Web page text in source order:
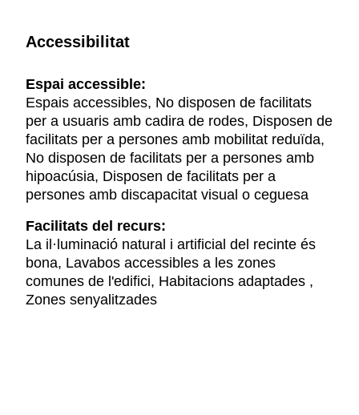
Accessibilitat
Espai accessible:
Espais accessibles, No disposen de facilitats
per a usuaris amb cadira de rodes, Disposen de
facilitats per a persones amb mobilitat reduïda,
No disposen de facilitats per a persones amb
hipoacúsia, Disposen de facilitats per a
persones amb discapacitat visual o ceguesa
Facilitats del recurs:
La il·luminació natural i artificial del recinte és
bona, Lavabos accessibles a les zones
comunes de l'edifici, Habitacions adaptades ,
Zones senyalitzades